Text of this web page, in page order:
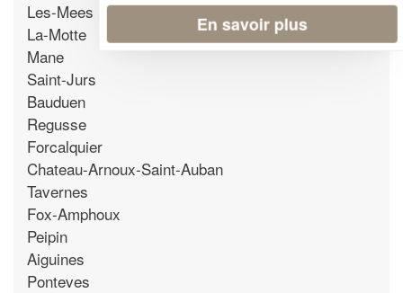
Les-Mees
La-Motte
Mane
Saint-Jurs
Bauduen
Regusse
Forcalquier
Chateau-Arnoux-Saint-Auban
Tavernes
Fox-Amphoux
Peipin
Aiguines
Ponteves
En savoir plus